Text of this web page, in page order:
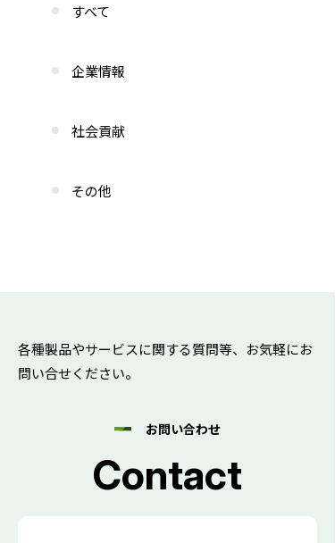
すべて
企業情報
社会貢献
その他
各種製品やサービスに関する質問等、お気軽にお
問い合せください。
お問い合わせ
Contact